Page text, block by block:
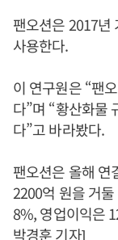
팬오션은 2017년
사용한다.
이 연구원은 “팬
다”며 “황산화물
다”고 바라봤다.
팬오션은 올해 연
2200억 원을 거
8%, 영업이익은
박경훈 기자]